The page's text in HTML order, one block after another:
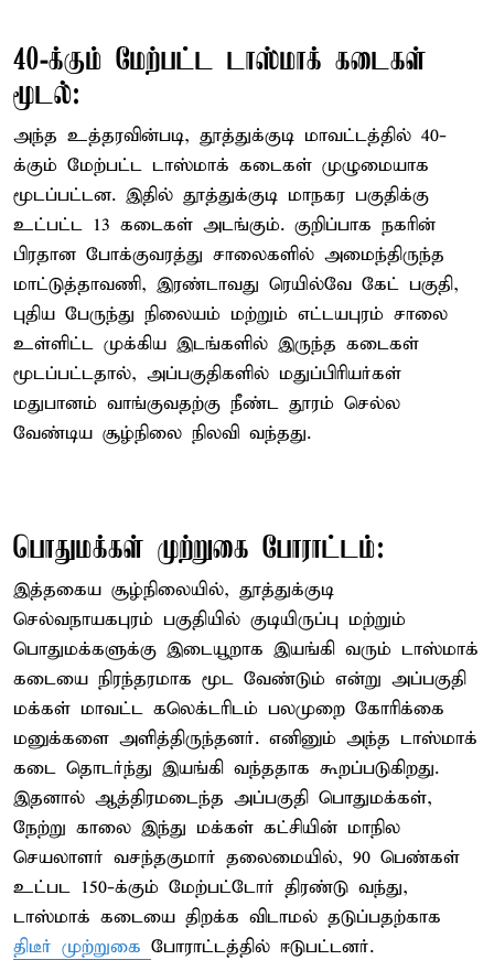
40-க்கும் மேற்பட்ட டாஸ்மாக் கடைகள்
மூடல்:
அந்த உத்தரவின்படி, தூத்துக்குடி மாவட்டத்தில் 40-
க்கும் மேற்பட்ட டாஸ்மாக் கடைகள் முழுமையாக
மூடப்பட்டன. இதில் தூத்துக்குடி மாநகர பகுதிக்கு
உட்பட்ட 13 கடைகள் அடங்கும். குறிப்பாக நகரின்
பிரதான போக்குவரத்து சாலைகளில் அமைந்திருந்த
மாட்டுத்தாவணி, இரண்டாவது ரெயில்வே கேட் பகுதி,
புதிய பேருந்து நிலையம் மற்றும் எட்டயபுரம் சாலை
உள்ளிட்ட முக்கிய இடங்களில் இருந்த கடைகள்
மூடப்பட்டதால், அப்பகுதிகளில் மதுப்பிரியர்கள்
மதுபானம் வாங்குவதற்கு நீண்ட தூரம் செல்ல
வேண்டிய சூழ்நிலை நிலவி வந்தது.
பொதுமக்கள் முற்றுகை போராட்டம்:
இத்தகைய சூழ்நிலையில், தூத்துக்குடி
செல்வநாயகபுரம் பகுதியில் குடியிருப்பு மற்றும்
பொதுமக்களுக்கு இடையூறாக இயங்கி வரும் டாஸ்மாக்
கடையை நிரந்தரமாக மூட வேண்டும் என்று அப்பகுதி
மக்கள் மாவட்ட கலெக்டரிடம் பலமுறை கோரிக்கை
மனுக்களை அளித்திருந்தனர். எனினும் அந்த டாஸ்மாக்
கடை தொடர்ந்து இயங்கி வந்ததாக கூறப்படுகிறது.
இதனால் ஆத்திரமடைந்த அப்பகுதி பொதுமக்கள்,
நேற்று காலை இந்து மக்கள் கட்சியின் மாநில
செயலாளர் வசந்தகுமார் தலைமையில், 90 பெண்கள்
உட்பட 150-க்கும் மேற்பட்டோர் திரண்டு வந்து,
டாஸ்மாக் கடையை திறக்க விடாமல் தடுப்பதற்காக
திடீர் முற்றுகை போராட்டத்தில் ஈடுபட்டனர்.